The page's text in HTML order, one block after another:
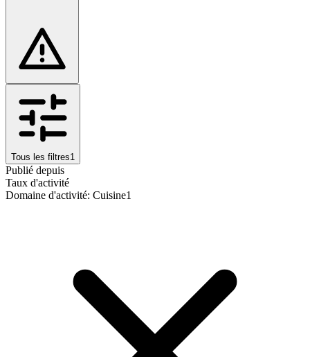
Tous les filtres1
Publié depuis
Taux d'activité
Domaine d'activité: Cuisine1